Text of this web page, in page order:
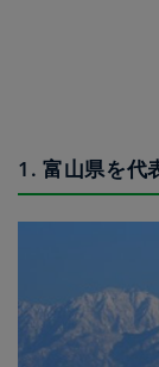
1. 富山県を代